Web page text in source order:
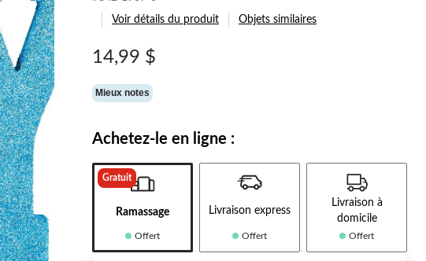
Voir détails du produit
Objets similaires
14,99 $
Mieux notes
Achetez-le en ligne :
Gratuit
Ramassage
Offert
Livraison express
Offert
Livraison à
domicile
Offert